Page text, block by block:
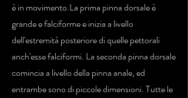
è in movimento.La prima pinna dorsale è
grande e falciforme e inizia a livello
dell'estremità posteriore di quelle pettorali
anch'esse falciformi. La seconda pinna dorsale
comincia a livello della pinna anale, ed
entrambe sono di piccole dimensioni. Tutte le